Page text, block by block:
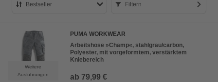
Bestseller
Preis aufsteigend
Preis absteigend
Bewertung
Filtern
Weitere
Ausführungen
PUMA WORKWEAR
Arbeitshose »Champ«, stahlgrau/carbon,
Polyester, mit vorgeformtem, verstärktem
Kniebereich
ab 79,99 €